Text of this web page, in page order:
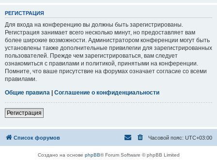
РЕГИСТРАЦИЯ
Для входа на конференцию вы должны быть зарегистрированы.
Регистрация занимает всего несколько минут, но предоставляет вам
более широкие возможности. Администратором конференции могут быть
установлены также дополнительные привилегии для зарегистрированных
пользователей. Прежде чем зарегистрироваться, вам следует
ознакомиться с правилами и политикой, принятыми на конференции.
Помните, что ваше присутствие на форумах означает согласие со всеми
правилами.
Общие правила | Соглашение о конфиденциальности
Регистрация
Список форумов Часовой пояс: UTC+03:00
Создано на основе phpBB® Forum Software © phpBB Limited